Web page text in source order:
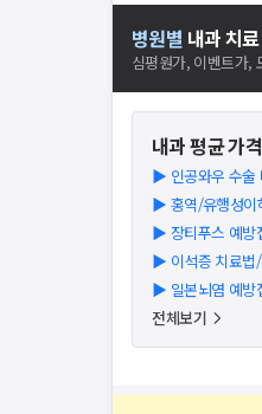
병원별 내과치
심평원가, 이벤트가,
내과평균 가
▶ 인공와우 수
▶ 홍역/유행성이
▶ 장티푸스 예방
▶ 이석증 치료법
▶ 일본뇌염 예방
전체보기